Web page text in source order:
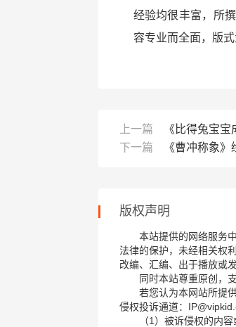
经验均很丰富，所
容专业而全面，版
上一篇
《比得兔宝
下一篇
《曹冲称象》
版权声明
本站提供的网络服务
法律的保护，未经相关权
改编、汇编、出于播放或
同时本站尊重原创，
若您认为本网站所提
侵权投诉通道：
（1）被诉侵权的内容